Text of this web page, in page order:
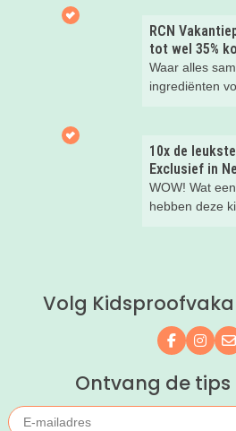
ontspannen
het strand en
RCN
tot wel 35%
Waar alles
ingrediënten
10x de
Exclusief in
WOW! Wat
hebben deze
kind(eren).
Volg
Volg ons
Volg
Ontvang de tips